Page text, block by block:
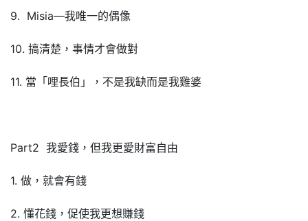
9. Misia—我唯一的偶像
10. 搞清楚，事情才會做對
11. 當「哩長伯」，不是我缺而是我雞婆
Part2 我愛錢，但我更愛財富自由
1. 做，就會有錢
2. 懂花錢，促使我更想賺錢